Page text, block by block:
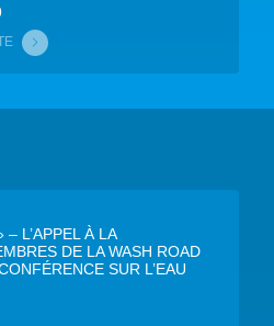
L’APPEL À LA
DE LA WASH ROAD
SUR L’EAU